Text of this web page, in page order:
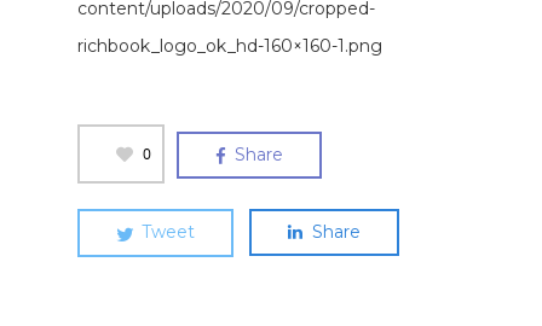
content/uploads/2020/09/cropped-
richbook_logo_ok_hd-160×160-1.png
0 Share
Tweet Share